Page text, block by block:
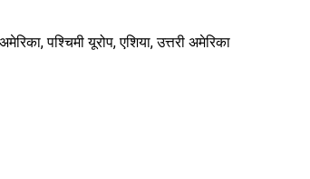
पश्चिमी यूरोप, एशिया, उत्तरी अमेरिका